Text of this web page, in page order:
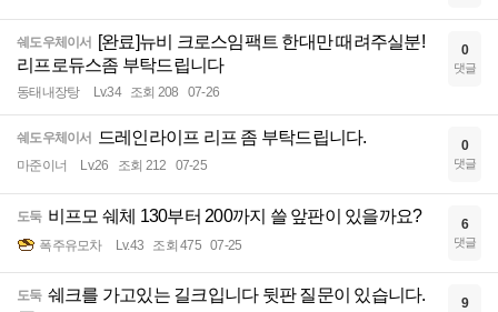
쉐도우체이서 [완료]뉴비 크로스임팩트 한대만 때려주실분!
리프로듀스좀 부탁드립니다
동태내장탕 Lv.34 조회 208 07-26
0
댓글
쉐도우체이서 드레인라이프 리프 좀 부탁드립니다.
마준이너 Lv.26 조회 212 07-25
0
댓글
도둑 비프모 쉐체 130부터 200까지 쓸 앞판이 있을까요?
폭주유모차 Lv.43 조회 475 07-25
6
댓글
도둑 쉐크를 가고있는 길크입니다 뒷판 질문이 있습니다. 9